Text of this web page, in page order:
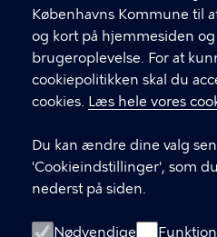
Københavns Kommune til
og kort på hjemmesiden
brugeroplevelse. For at
cookiepolitikken skal du
cookies. Læs hele vores
Du kan ændre dine valg
'Cookieindstillinger', som
nederst på siden.
Nødvendige
amk@kk.dk
33 66 57 66
EAN-nummer
LINKS
Hotlines